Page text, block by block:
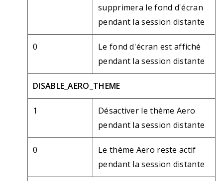
supprimera le fond d'écran
pendant la session distante
0
Le fond d'écran est affiché
pendant la session distante
DISABLE_AERO_THEME
1
Désactiver le thème Aero
pendant la session distante
0
Le thème Aero reste actif
pendant la session distante